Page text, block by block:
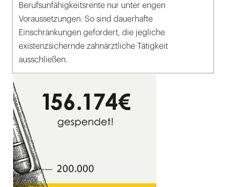
Berufsunfähigkeitsrente nur unter engen
Voraussetzungen. So sind dauerhafte
Einschränkungen gefordert, die jegliche
existenzsichernde zahnärztliche Tätigkeit
ausschließen.